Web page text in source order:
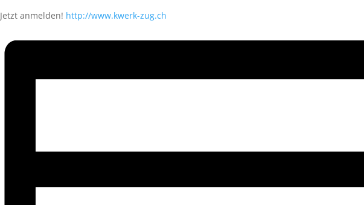
Jetzt anmelden! http://www.kwerk-zug.ch